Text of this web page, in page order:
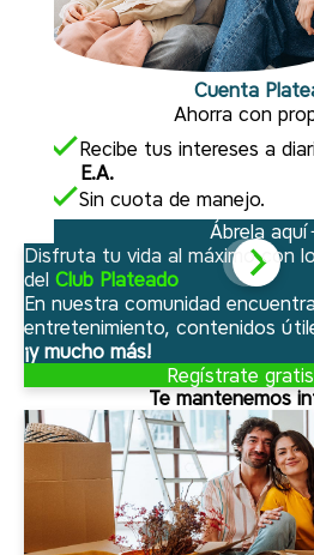
Cuenta
Ahorra con
Recibe tus intereses a
E.A.
Sin cuota de manejo.
Ábrela aquí
Disfruta tu vida al máximo con
delClub Plateado
En nuestra comunidad
entretenimiento, contenidos
¡y mucho más!
Regístrate
Te mantenemos